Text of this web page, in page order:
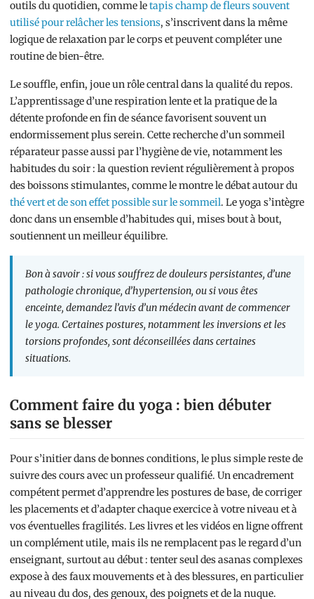
outils du quotidien, comme letapis champ de fleurs souvent
utilisé pour relâcher les tensions, s’inscrivent dans la même
logique de relaxation par le corps et peuvent compléter une
routine de bien-être.
Le souffle, enfin, joue un rôle central dans la qualité du repos.
L’apprentissage d’une respiration lente et la pratique de la
détente profonde en fin de séance favorisent souvent un
endormissement plus serein. Cette recherche d’un sommeil
réparateur passe aussi par l’hygiène de vie, notamment les
habitudes du soir : la question revient régulièrement à propos
des boissons stimulantes, comme le montre le débat autour du
thé vert et de son effet possible sur le sommeil. Le yoga s’intègre
donc dans un ensemble d’habitudes qui, mises bout à bout,
soutiennent un meilleur équilibre.
Bon à savoir : si vous souffrez de douleurs persistantes, d’une
pathologie chronique, d’hypertension, ou si vous êtes
enceinte, demandez l’avis d’un médecin avant de commencer
le yoga. Certaines postures, notamment les inversions et les
torsions profondes, sont déconseillées dans certaines
situations.
Comment faire du yoga : bien débuter
sans se blesser
Pour s’initier dans de bonnes conditions, le plus simple reste de
suivre des cours avec un professeur qualifié. Un encadrement
compétent permet d’apprendre les postures de base, de corriger
les placements et d’adapter chaque exercice à votre niveau et à
vos éventuelles fragilités. Les livres et les vidéos en ligne offrent
un complément utile, mais ils ne remplacent pas le regard d’un
enseignant, surtout au début : tenter seul des asanas complexes
expose à des faux mouvements et à des blessures, en particulier
au niveau du dos, des genoux, des poignets et de la nuque.